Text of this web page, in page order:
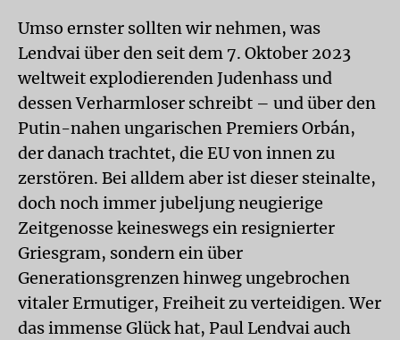
Umso ernster sollten wir nehmen, was
Lendvai über den seit dem 7. Oktober 2023
weltweit explodierenden Judenhass und
dessen Verharmloser schreibt – und über den
Putin-nahen ungarischen Premiers Orbán,
der danach trachtet, die EU von innen zu
zerstören. Bei alldem aber ist dieser steinalte,
doch noch immer jubeljung neugierige
Zeitgenosse keineswegs ein resignierter
Griesgram, sondern ein über
Generationsgrenzen hinweg ungebrochen
vitaler Ermutiger, Freiheit zu verteidigen. Wer
das immense Glück hat, Paul Lendvai auch